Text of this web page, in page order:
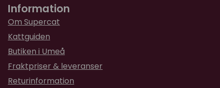
Information
Om Supercat
Kattguiden
Butiken i Umeå
Fraktpriser & leveranser
Returinformation